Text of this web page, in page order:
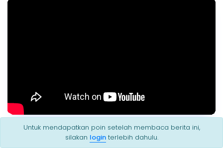
Workshop Membangun Tim Tanggap Insiden Siber
(CSIRT)Untuk mendapatkan poin setelah membaca berita ini,
silakan loginterlebih dahulu.